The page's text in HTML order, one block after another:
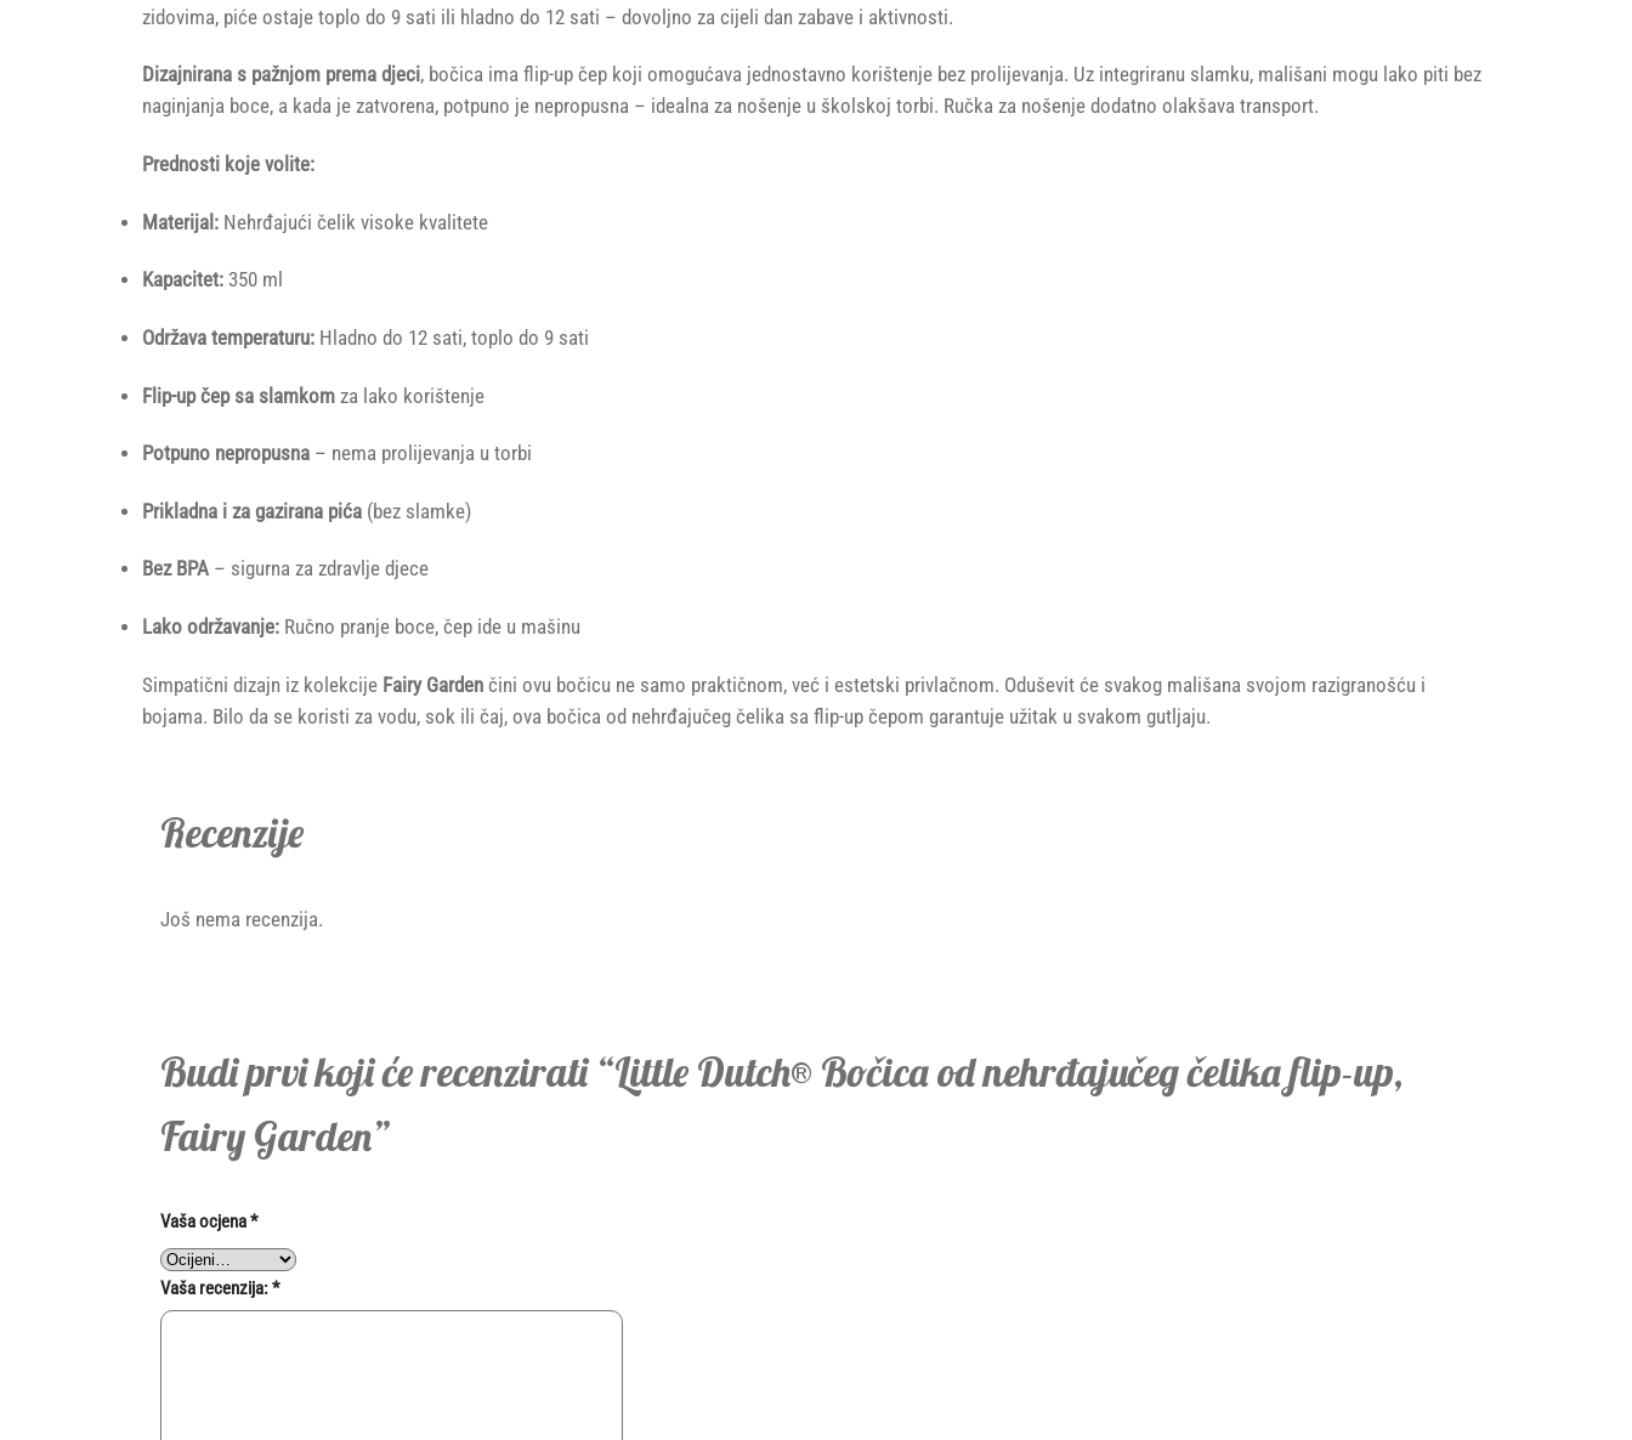
zidovima, piće ostaje toplo do 9 sati ili hladno do 12 sati – dovoljno za cijeli dan zabave i aktivnosti.
Dizajnirana s pažnjom prema djeci, bočica ima flip-up čep koji omogućava jednostavno korištenje bez prolijevanja. Uz integriranu slamku, mališani mogu lako piti bez
naginjanja boce, a kada je zatvorena, potpuno je nepropusna – idealna za nošenje u školskoj torbi. Ručka za nošenje dodatno olakšava transport.
Prednosti koje volite:
Materijal: Nehrđajući čelik visoke kvalitete
Kapacitet: 350 ml
Održava temperaturu: Hladno do 12 sati, toplo do 9 sati
Flip-up čep sa slamkom za lako korištenje
Potpuno nepropusna – nema prolijevanja u torbi
Prikladna i za gazirana pića (bez slamke)
Bez BPA – sigurna za zdravlje djece
Lako održavanje: Ručno pranje boce, čep ide u mašinu
Simpatični dizajn iz kolekcije Fairy Garden čini ovu bočicu ne samo praktičnom, već i estetski privlačnom. Oduševit će svakog mališana svojom razigranošću i
bojama. Bilo da se koristi za vodu, sok ili čaj, ova bočica od nehrđajučeg čelika sa flip-up čepom garantuje užitak u svakom gutljaju.
Recenzije
Još nema recenzija.
Budi prvi koji će recenzirati “Little Dutch® Bočica od nehrđajučeg čelika flip-up,
Fairy Garden”
Vaša ocjena*
Vaša recenzija:*